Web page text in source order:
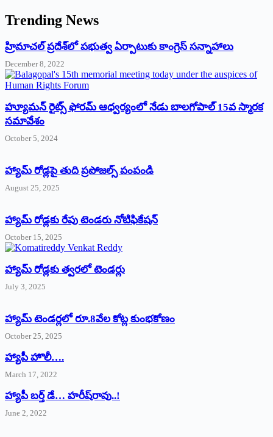
Trending News
‌హ్రిమాచల్‌ ‌ప్రదేశ్‌లో పభుత్వ ఏర్పాటుకు కాంగ్రెస్‌ ‌సన్నాహాలు
December 8, 2022
హ్యూమన్‌ రైట్స్‌ ఫోరమ్‌ ఆధ్వర్యంలో నేడు బాలగోపాల్‌ 15వ స్మారక
సమావేశం
October 5, 2024
హ్యామ్‌ రోడ్లపై తుది ప్రపోజల్స్‌ పంపండి
August 25, 2025
హ్యామ్‌ రోడ్లకు రేపు టెండరు నోటిఫికేషన్‌
October 15, 2025
హ్యామ్‌ రోడ్లకు త్వరలో టెండర్లు
July 3, 2025
హ్యామ్‌ ‌టెండర్లలో రూ.8వేల కోట్ల కుంభకోణం
October 25, 2025
హ్యాపీ హొలీ….
March 17, 2022
హ్యాపీ బర్త్ ‌డే… హరీష్‌రావు..!
June 2, 2022